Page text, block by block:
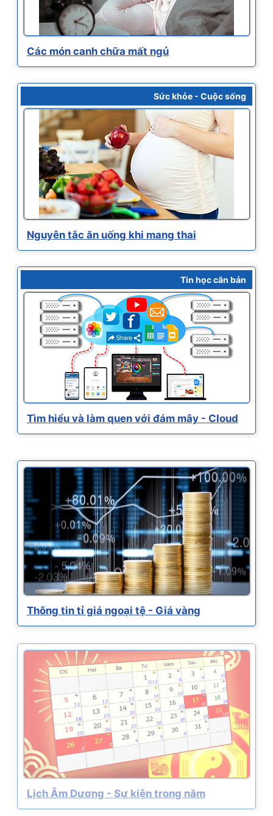
Các món canh chữa mất ngủ
Sức khỏe - Cuộc sống
Nguyên tắc ăn uống khi mang thai
Tin học căn bản
Tìm hiểu và làm quen với đám mây - Cloud
Thông tin tỉ giá ngoại tệ - Giá vàng
Lịch Âm Dương - Sự kiện trong năm